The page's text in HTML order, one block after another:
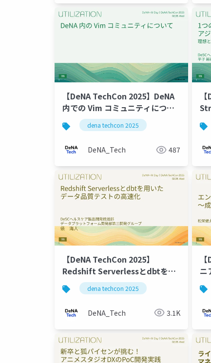
【DeNA TechCon 2025】DeNA
内での Vim コミュニティについ
て
dena techcon 2025
DeNA_Tech 487
ジ
【DeNA TechCon 2025】
Redshift Serverlessとdbtを用
いた データ品質テストの高速化-
dena techcon 2025
DeNA_Tech 3.1K
ニ
〜